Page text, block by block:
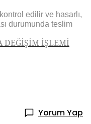
edilir ve hasarlı,
durumunda teslim
DEĞİŞİM İŞLEMİ
Yorum Yap